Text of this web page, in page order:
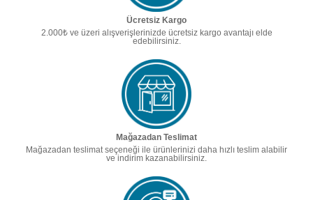
Ücretsiz Kargo
2.000₺ ve üzeri alışverişlerinizde ücretsiz kargo avantajı elde
edebilirsiniz.
Mağazadan Teslimat
Mağazadan teslimat seçeneği ile ürünlerinizi daha hızlı teslim alabilir
ve indirim kazanabilirsiniz.